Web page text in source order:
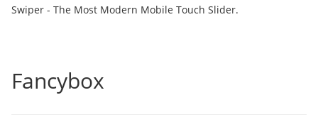
Swiper - The Most Modern Mobile Touch Slider.
Fancybox